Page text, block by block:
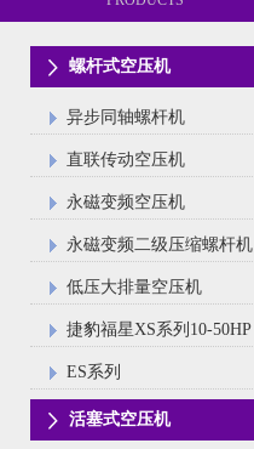
螺杆式空压机
异步同轴螺杆机
直联传动空压机
永磁变频空压机
永磁变频二级压缩螺杆机
低压大排量空压机
捷豹福星XS系列10-50HP
ES系列
活塞式空压机